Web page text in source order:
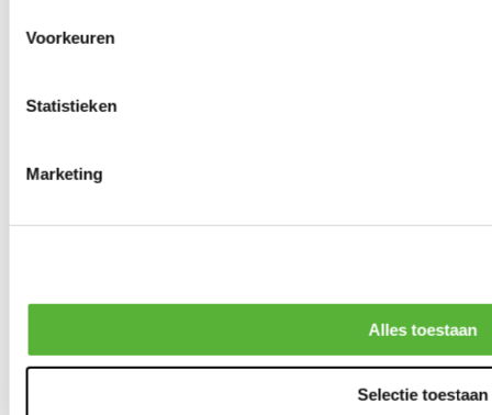
Voorkeuren
Statistieken
Marketing
Alles toestaan
Selectie toestaan
0producten beschikbaar
0producten beschikbaar
Remmen overige